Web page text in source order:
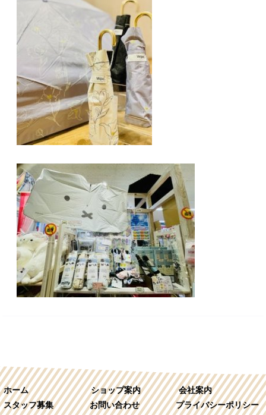
ホーム ショップ案内
会社案内
スタッフ募集
お問い合わせ プライバシーポリシー